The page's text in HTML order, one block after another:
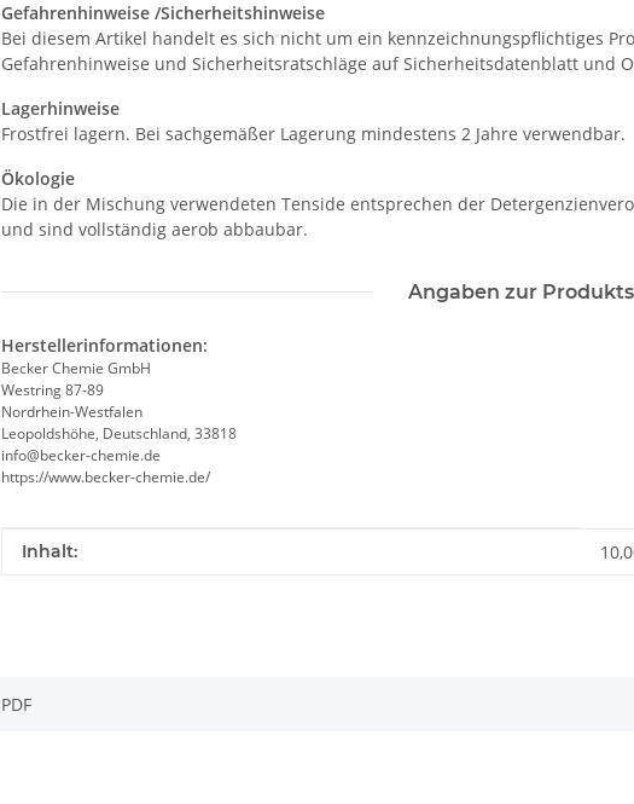
Gefahrenhinweise /Sicherheitshinweise
Bei diesem Artikel handelt es sich nicht um ein kennzeichnungspflichtiges
Gefahrenhinweise und Sicherheitsratschläge auf Sicherheitsdatenblatt und
Lagerhinweise
Frostfrei lagern. Bei sachgemäßer Lagerung mindestens 2 Jahre verwendbar.
Ökologie
Die in der Mischung verwendeten Tenside entsprechen der
und sind vollständig aerob abbaubar.
Angaben zur
Herstellerinformationen:
Becker Chemie GmbH
Westring 87-89
Nordrhein-Westfalen
Leopoldshöhe, Deutschland, 33818
info@becker-chemie.de
https://www.becker-chemie.de/
Produkteigenschaft
Wert
Inhalt:
PDF